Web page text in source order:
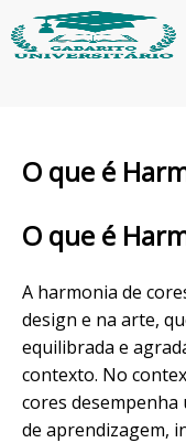
O que é
O que é
A harmonia de
design e na arte,
equilibrada e
contexto. No
cores
de aprendizagem,